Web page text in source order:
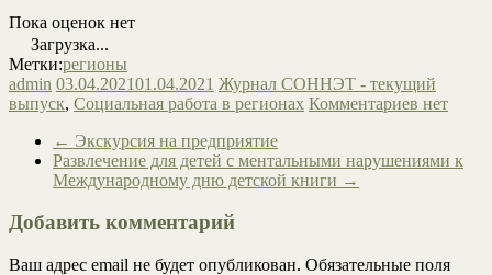
Пока оценок нет
Загрузка...
Метки:регионы
admin 03.04.202101.04.2021 Журнал СОННЭТ - текущий
выпуск, Социальная работа в регионах Комментариев нет
← Экскурсия на предприятие
Развлечение для детей с ментальными нарушениями к
Международному дню детской книги →
Добавить комментарий
Ваш адрес email не будет опубликован. Обязательные поля